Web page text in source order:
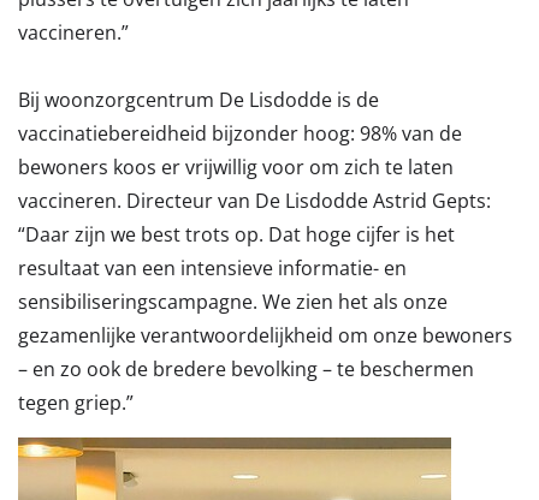
vaccineren.”
Bij woonzorgcentrum De Lisdodde is de
vaccinatiebereidheid bijzonder hoog: 98% van de
bewoners koos er vrijwillig voor om zich te laten
vaccineren. Directeur van De Lisdodde Astrid Gepts:
“Daar zijn we best trots op. Dat hoge cijfer is het
resultaat van een intensieve informatie- en
sensibiliseringscampagne. We zien het als onze
gezamenlijke verantwoordelijkheid om onze bewoners
– en zo ook de bredere bevolking – te beschermen
tegen griep.”